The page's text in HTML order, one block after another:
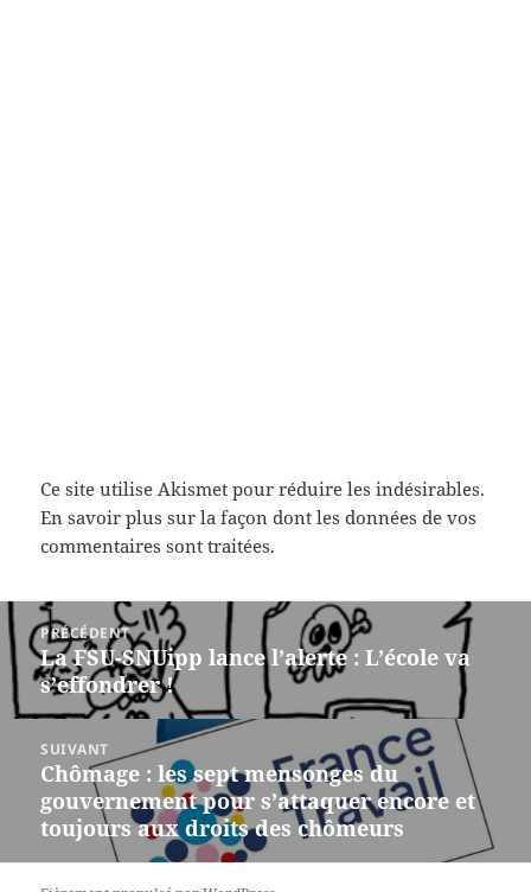
Ce site utilise Akismet pour réduire les indésirables.
En savoir plus sur la façon dont les données de vos
commentaires sont traitées.
Navigation
de
l’article
PRÉCÉDENT
Article
précédent :
La FSU-SNUipp lance l’alerte : L’école va
s’effondrer !
SUIVANT
Article
suivant :
Chômage : les sept mensonges du
gouvernement pour s’attaquer encore et
toujours aux droits des chômeurs